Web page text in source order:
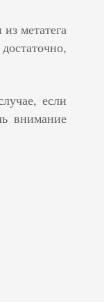
метатега
если
внимание